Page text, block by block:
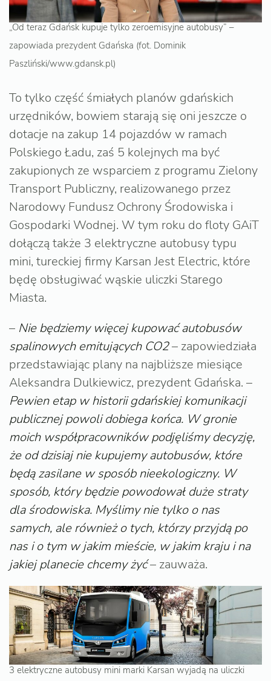
„Od teraz Gdańsk kupuje tylko zeroemisyjne autobusy” –
zapowiada prezydent Gdańska (fot. Dominik
Paszliński/www.gdansk.pl)
To tylko część śmiałych planów gdańskich
urzędników, bowiem starają się oni jeszcze o
dotacje na zakup 14 pojazdów w ramach
Polskiego Ładu, zaś 5 kolejnych ma być
zakupionych ze wsparciem z programu Zielony
Transport Publiczny, realizowanego przez
Narodowy Fundusz Ochrony Środowiska i
Gospodarki Wodnej. W tym roku do floty GAiT
dołączą także 3 elektryczne autobusy typu
mini, tureckiej firmy Karsan Jest Electric, które
będę obsługiwać wąskie uliczki Starego
Miasta.
– Nie będziemy więcej kupować autobusów
spalinowych emitujących CO2– zapowiedziała
przedstawiając plany na najbliższe miesiące
Aleksandra Dulkiewicz, prezydent Gdańska. –
Pewien etap w historii gdańskiej komunikacji
publicznej powoli dobiega końca. W gronie
moich współpracowników podjęliśmy decyzję,
że od dzisiaj nie kupujemy autobusów, które
będą zasilane w sposób nieekologiczny. W
sposób, który będzie powodował duże straty
dla środowiska. Myślimy nie tylko o nas
samych, ale również o tych, którzy przyjdą po
nas i o tym w jakim mieście, w jakim kraju i na
jakiej planecie chcemy żyć– zauważa.
3 elektryczne autobusy mini marki Karsan wyjadą na uliczki